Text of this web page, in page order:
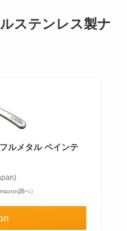
ステンレス製ナ
ルメタル ペインテ
調べ）